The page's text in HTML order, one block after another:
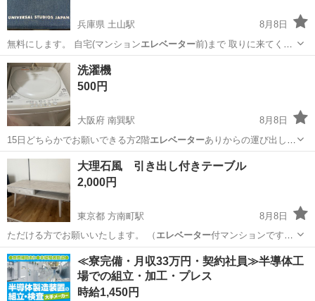
兵庫県 土山駅
8月8日
無料にします。 自宅(マンションエレベーター前)まで 取りに来てくだ
さる方に …
兵庫 明石市 土山駅
洗濯機
500円
大阪府 南巽駅
8月8日
15日どちらかでお願いできる方2階エレベーターありからの運び出しお
願いします
大阪 大阪市 南巽駅 生活家電
大理石風 引き出し付きテーブル
2,000円
東京都 方南町駅
8月8日
ただける方でお願いいたします。 （ エレベーター付マンションです）
脚は取り外して…
東京 杉並区 方南町駅 テーブル 大理石
≪寮完備・月収33万円・契約社員≫半導体工
場での組立・加工・プレス
時給1,450円